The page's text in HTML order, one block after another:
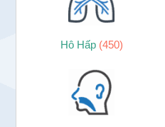
Hô Hấp (450)